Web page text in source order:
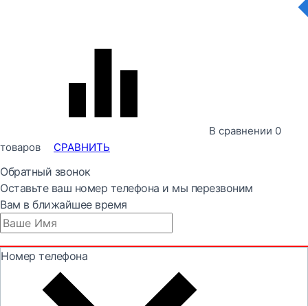
В сравнении 0
товаров
СРАВНИТЬ
Обратный звонок
Оставьте ваш номер телефона и мы перезвоним
Вам в ближайшее время
Номер телефона